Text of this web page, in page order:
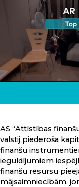
AS “Attīstības
valstij piederoša
finanšu
ieguldījumiem
finanšu resursu
mājsaimniecībām,